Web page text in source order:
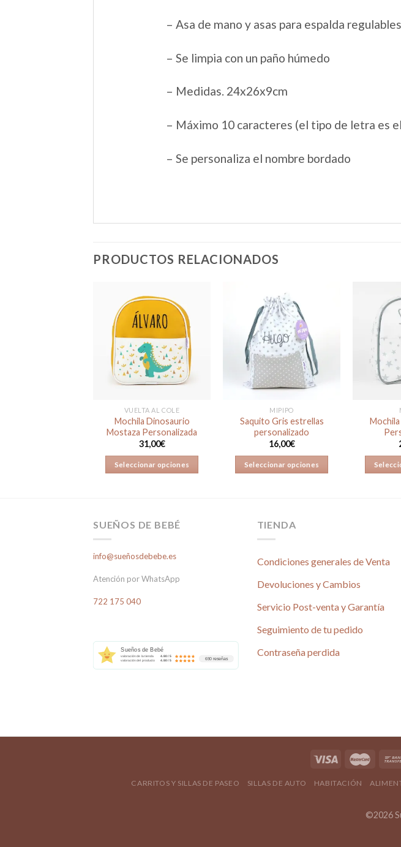
– Asa de mano y asas para espalda
– Se limpia con un paño húmedo
– Medidas. 24x26x9cm
– Máximo 10 caracteres (el tipo de letra es
– Se personaliza el nombre bordado
PRODUCTOS RELACIONADOS
Añadir
a la
lista de
deseos
VUELTA AL COLE
Mochila Dinosaurio
Mostaza Personalizada
31,00€
Seleccionar opciones
Añadir
a la
lista de
deseos
MIPIPO
Saquito Gris estrellas
personalizado
16,00€
Seleccionar opciones
SUEÑOS DE BEBÉ
info@sueñosdebebe.es
Atención por WhatsApp
722 175 040
Sueños de Bebé
valoración de la tienda 4.80 / 5
valoración del producto 4.80 / 5 690 reseñas
TIENDA
Condiciones generales de Venta
Devoluciones y Cambios
Servicio Post-venta y Garantía
Seguimiento de tu pedido
Contraseña perdida
CARRITOS Y SILLAS DE PASEO SILLAS DE AUTO HABITACIÓN
©2026